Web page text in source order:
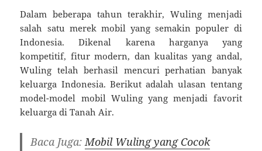
Dalam beberapa tahun terakhir, Wuling menjadi
salah satu merek mobil yang semakin populer di
Indonesia. Dikenal karena harganya yang
kompetitif, fitur modern, dan kualitas yang andal,
Wuling telah berhasil mencuri perhatian banyak
keluarga Indonesia. Berikut adalah ulasan tentang
model-model mobil Wuling yang menjadi favorit
keluarga di Tanah Air.
Baca Juga: Mobil Wuling yang Cocok